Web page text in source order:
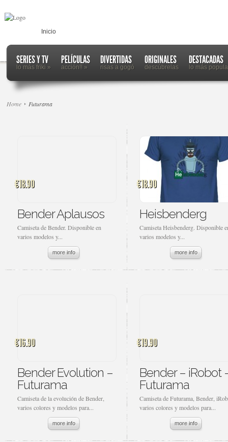
Inicio
SERIES Y TV
lo más friki »
PELÍCULAS
acción!! »
DIVERTIDAS
risas a gogó
ORIGINALES
descúbrelas
DESTACADAS
lo más
Home Futurama
€18.90
Bender Aplausos
Camiseta de Bender. Disponible en
varios modelos y...
more info
€18.90
Heisbenderg
Camiseta Heisbenderg. Disponible
varios modelos y...
more info
€16.90
Bender Evolution –
Futurama
Camiseta de la evolución de Bender,
varios colores y modelos para...
more info
€19.90
Bender – iRobot
Futurama
Camiseta de Futurama, Bender,
varios colores y modelos para...
more info